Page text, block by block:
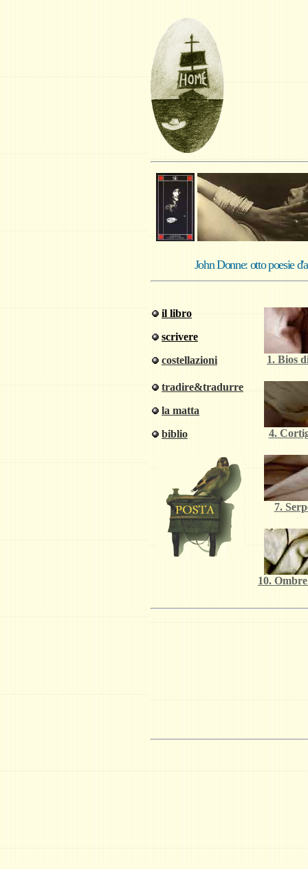
John Donne: otto poesie
il libro
scrivere
costellazioni
1. Bios
tradire&tradurre
la matta
biblio
4.
7.
10.